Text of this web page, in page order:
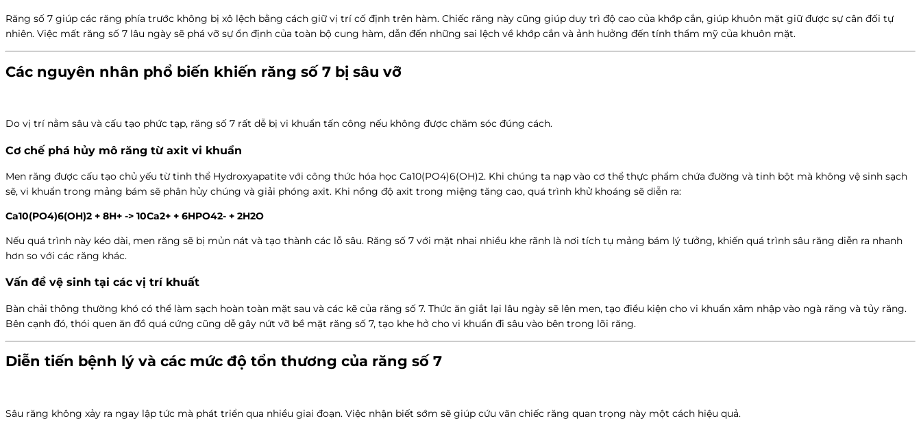
Răng số 7 giúp các răng phía trước không bị xô lệch bằng cách giữ vị trí cố định trên hàm. Chiếc răng này cũng giúp duy trì độ cao của khớp cắn, giúp khuôn mặt giữ được sự cân đối tự
nhiên. Việc mất răng số 7 lâu ngày sẽ phá vỡ sự ổn định của toàn bộ cung hàm, dẫn đến những sai lệch về khớp cắn và ảnh hưởng đến tính thẩm mỹ của khuôn mặt.
Các nguyên nhân phổ biến khiến răng số 7 bị sâu vỡ
Do vị trí nằm sâu và cấu tạo phức tạp, răng số 7 rất dễ bị vi khuẩn tấn công nếu không được chăm sóc đúng cách.
Cơ chế phá hủy mô răng từ axit vi khuẩn
Men răng được cấu tạo chủ yếu từ tinh thể Hydroxyapatite với công thức hóa học Ca10(PO4)6(OH)2. Khi chúng ta nạp vào cơ thể thực phẩm chứa đường và tinh bột mà không vệ sinh sạch
sẽ, vi khuẩn trong mảng bám sẽ phân hủy chúng và giải phóng axit. Khi nồng độ axit trong miệng tăng cao, quá trình khử khoáng sẽ diễn ra:
Ca10(PO4)6(OH)2 + 8H+ -> 10Ca2+ + 6HPO42- + 2H2O
Nếu quá trình này kéo dài, men răng sẽ bị mủn nát và tạo thành các lỗ sâu. Răng số 7 với mặt nhai nhiều khe rãnh là nơi tích tụ mảng bám lý tưởng, khiến quá trình sâu răng diễn ra nhanh
hơn so với các răng khác.
Vấn đề vệ sinh tại các vị trí khuất
Bàn chải thông thường khó có thể làm sạch hoàn toàn mặt sau và các kẽ của răng số 7. Thức ăn giắt lại lâu ngày sẽ lên men, tạo điều kiện cho vi khuẩn xâm nhập vào ngà răng và tủy răng.
Bên cạnh đó, thói quen ăn đồ quá cứng cũng dễ gây nứt vỡ bề mặt răng số 7, tạo khe hở cho vi khuẩn đi sâu vào bên trong lõi răng.
Diễn tiến bệnh lý và các mức độ tổn thương của răng số 7
Sâu răng không xảy ra ngay lập tức mà phát triển qua nhiều giai đoạn. Việc nhận biết sớm sẽ giúp cứu vãn chiếc răng quan trọng này một cách hiệu quả.